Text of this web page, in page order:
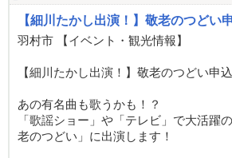
【細川たかし出演！】敬老のつどい
羽村市 【イベント・観光情報】
【細川たかし出演！】敬老のつどい申
あの有名曲も歌うかも！？
「歌謡ショー」や「テレビ」で大活躍
老のつどい」に出演します！